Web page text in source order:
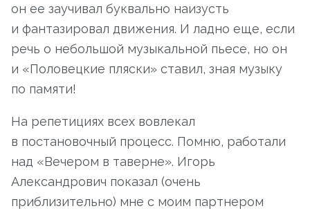
он ее заучивал буквально наизусть
и фантазировал движения. И ладно еще, если
речь о небольшой музыкальной пьесе, но он
и «Половецкие пляски» ставил, зная музыку
по памяти!
На репетициях всех вовлекал
в постановочный процесс. Помню, работали
над «Вечером в таверне». Игорь
Александрович показал (очень
приблизительно) мне с моим партнером